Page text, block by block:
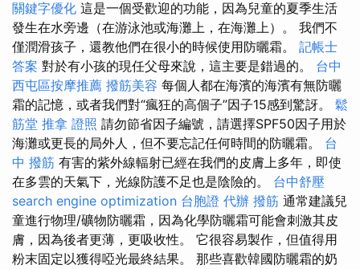
關鍵字優化 這是一個受歡迎的功能，因為兒童的夏季生活
發生在水旁邊（在游泳池或海灘上，在海灘上）。 我們不
僅潤滑孩子，還教他們在很小的時候使用防曬霜。 記帳士
答案 對於有小孩的現任父母來說，這主要是錯過的。 台中
西屯區按摩推薦 撥筋美容 每個人都在海濱的海濱有無防曬
霜的記憶，或者我們對“瘋狂的高個子”因子15感到驚訝。 鬆
筋堂 推拿 證照 請勿節省因子編號，請選擇SPF50因子用於
海灘或更長的局外人，但不要忘記任何時間的防曬霜。 台
中 撥筋 有害的紫外線輻射已經在我們的皮膚上多年，即使
在多雲的天氣下，光線防護不足也是陰險的。 台中舒壓
search engine optimization 台胞證 代辦 撥筋 通常建議兒
童進行物理/礦物防曬霜，因為化學防曬霜可能會刺激其皮
膚，因為後者更薄，更吸收性。 它很容易製作，但值得用
粉末固定以獲得啞光最終結果。 那些喜歡韓國防曬霜的奶